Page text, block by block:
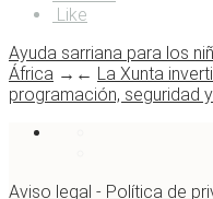
Like
Ayuda sarriana para los
África → ← La Xunta
programación, seguridad
Aviso legal - Política de